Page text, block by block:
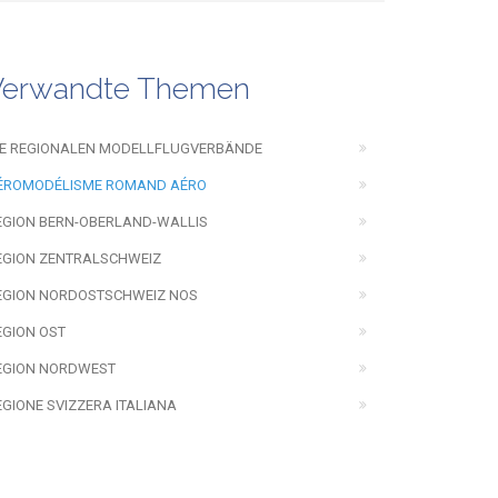
Themen
REGIONALEN MODELLFLUGVERBÄNDE
ROMAND AÉRO
BERN-OBERLAND-WALLIS
ZENTRALSCHWEIZ
NORDOSTSCHWEIZ NOS
OST
NORDWEST
SVIZZERA ITALIANA